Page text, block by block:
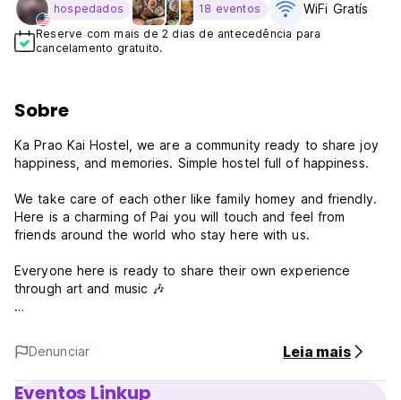
hospedados 18 eventos WiFi Gratís
Reserve com mais de 2 dias de antecedência para
cancelamento gratuito.
Sobre
Ka Prao Kai Hostel, we are a community ready to share joy
happiness, and memories. Simple hostel full of happiness.
We take care of each other like family homey and friendly.
Here is a charming of Pai you will touch and feel from
friends around the world who stay here with us.
Everyone here is ready to share their own experience
through art and music 🎶
1) Check-in from 14:00
2) Check out Before 11:00
3) Reception working hours: 06:00 - 20 :00
Denunciar Leia mais
Eventos Linkup